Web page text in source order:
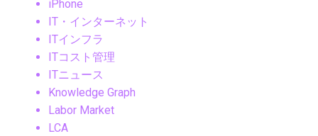
iPhone
IT・インターネット
ITインフラ
ITコスト管理
ITニュース
Knowledge Graph
Labor Market
LCA